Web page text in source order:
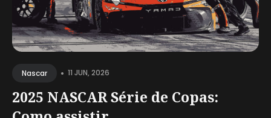
Nascar • 11 JUN, 2026
2025 NASCAR Série de Copas: